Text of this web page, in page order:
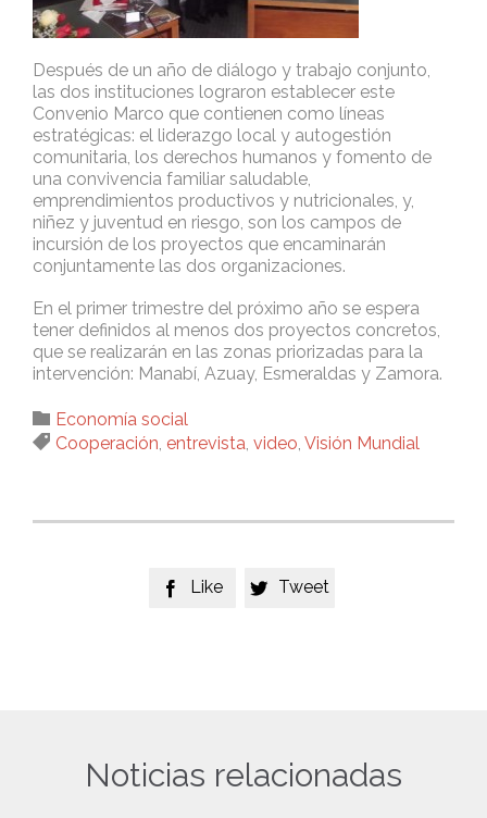
Después de un año de diálogo y trabajo conjunto,
las dos instituciones lograron establecer este
Convenio Marco que contienen como líneas
estratégicas: el liderazgo local y autogestión
comunitaria, los derechos humanos y fomento de
una convivencia familiar saludable,
emprendimientos productivos y nutricionales, y,
niñez y juventud en riesgo, son los campos de
incursión de los proyectos que encaminarán
conjuntamente las dos organizaciones.
En el primer trimestre del próximo año se espera
tener definidos al menos dos proyectos concretos,
que se realizarán en las zonas priorizadas para la
intervención: Manabí, Azuay, Esmeraldas y Zamora.
 Category
Economía social
 Tags
Cooperación entrevista video Visión Mundial
 Like  Tweet
Noticias relacionadas